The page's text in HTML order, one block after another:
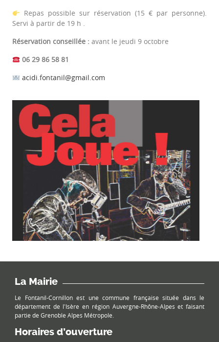
Repas possible sur réservation (15 € par personne).
Servi à partir de 19 h .
Réservation conseillée : avant le jeudi 9 octobre
06 29 86 58 81
acidi.fontanil@gmail.com
La Mairie
Le Fontanil-Cornillon est une commune française située dans le
département de l'Isère en région Auvergne-Rhône-Alpes et faisant
partie de Grenoble Alpes Métropole.
Horaires d’ouverture